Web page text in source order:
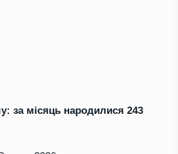
за місяць народилися 243